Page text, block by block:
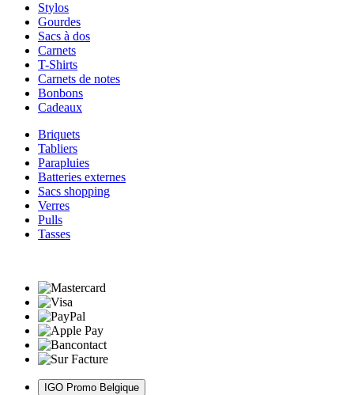
Stylos
Gourdes
Sacs à dos
Carnets
T-Shirts
Carnets de notes
Bonbons
Cadeaux
Briquets
Tabliers
Parapluies
Batteries externes
Sacs shopping
Verres
Pulls
Tasses
IGO Promo Belgique